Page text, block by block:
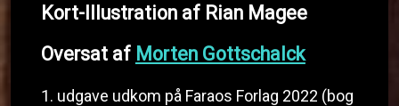
Kort-Illustration af Rian Magee
Oversat af Morten Gottschalck
1. udgave udkom på Faraos Forlag 2022 (bog